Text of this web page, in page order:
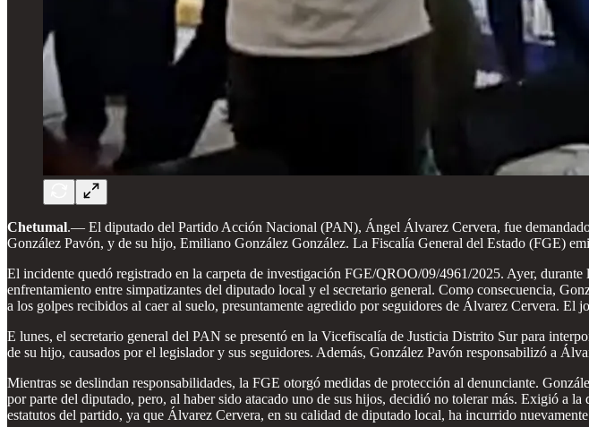
Chetumal.— El diputado del Partido Acción Nacional (PAN), Ángel Álvarez Cervera, fue
González Pavón, y de su hijo, Emiliano González González. La Fiscalía General del Estado (FGE)
El incidente quedó registrado en la carpeta de investigación FGE/QROO/09/4961/2025. Ayer,
enfrentamiento entre simpatizantes del diputado local y el secretario general. Como consecuencia,
a los golpes recibidos al caer al suelo, presuntamente agredido por seguidores de Álvarez Cervera. El
E lunes, el secretario general del PAN se presentó en la Vicefiscalía de Justicia Distrito Sur para
de su hijo, causados por el legislador y sus seguidores. Además, González Pavón responsabilizó a
Mientras se deslindan responsabilidades, la FGE otorgó medidas de protección al denunciante.
por parte del diputado, pero, al haber sido atacado uno de sus hijos, decidió no tolerar más. Exigió a
estatutos del partido, ya que Álvarez Cervera, en su calidad de diputado local, ha incurrido